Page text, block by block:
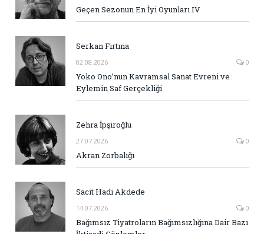
Geçen Sezonun En İyi Oyunları IV
Serkan Fırtına
02.08.2026 0
Yoko Ono’nun Kavramsal Sanat Evreni ve
Eylemin Saf Gerçekliği
Zehra İpşiroğlu
27.07.2026 0
Akran Zorbalığı
Sacit Hadi Akdede
14.07.2026 0
Bağımsız Tiyatroların Bağımsızlığına Dair Bazı